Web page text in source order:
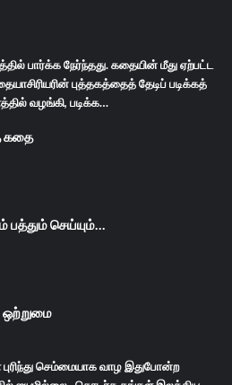
பார்க்க நேர்ந்தது. கதையின் மீது ஏற்பட்ட
புத்தகத்தைத் தேடிப் படிக்கத்
வழங்கி, படிக்க…
கதை
பத்தும் செய்யும்…
ஒற்றுமை
செம்மையாக வாழ இதுபோன்ற